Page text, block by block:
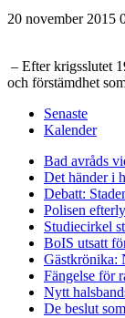
20 november 2015
– Efter krigsslutet
och förstämdhet
Senaste
Kalender
Bad avråds
Det händer i
Debatt:
Polisen
Studiecirkel
BoIS utsatt
Gästkrönika:
Fängelse för
Nytt
De beslut